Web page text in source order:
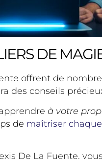
DE
offrent de
des conseils
à votre
de maîtriser
De La Fuente,